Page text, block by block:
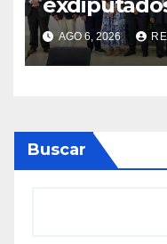
AN de 2015
AGO 6, 2026
Buscar